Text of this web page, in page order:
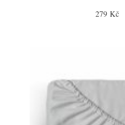
279 Kč